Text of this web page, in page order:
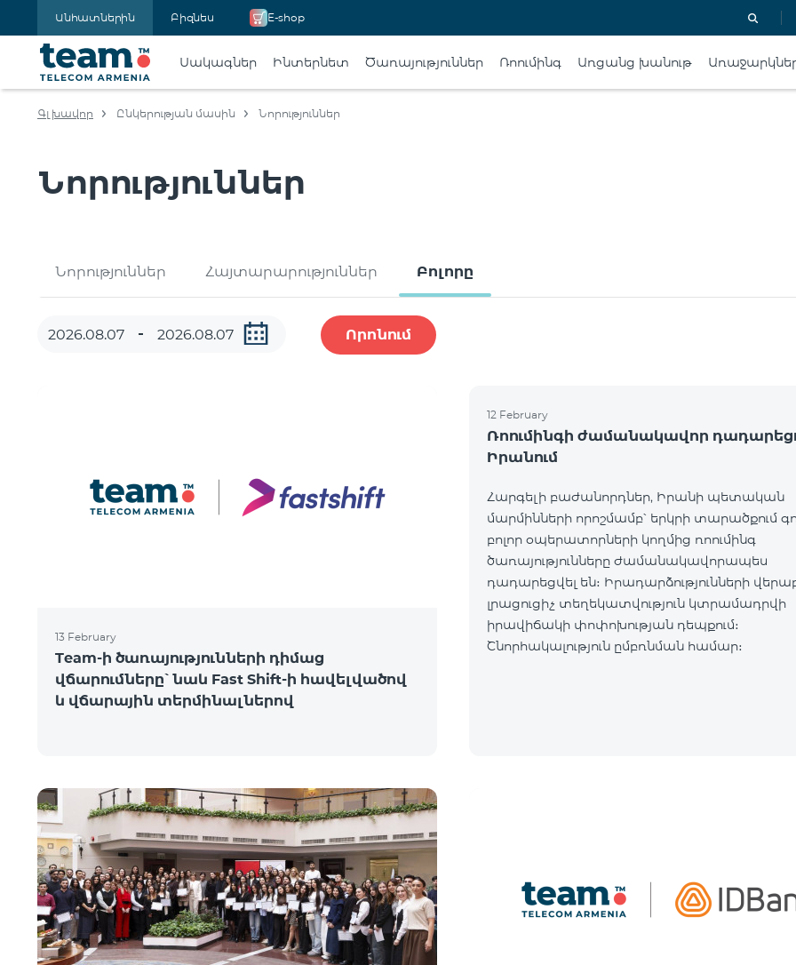
Անհատներին Բիզնես E-shop
Սակագներ Ինտերնետ Ծառայություններ Ռոումինգ Առցանց խանութ
Գլխավոր Ընկերության մասին Նորություններ
Նորություններ
Նորություններ Հայտարարություններ Բոլորը
Որոնում
13 February
Team-ի ծառայությունների դիմաց
վճարումները՝ նաև Fast Shift-ի հավելվածով
և վճարային տերմինալներով
12 February
Ռոումինգի ժամանակավոր
Իրանում
Հարգելի բաժանորդներ, Իրանի պետական
մարմինների որոշմամբ՝ երկրի տարածքում
բոլոր օպերատորների կողմից ռոումինգ
ծառայությունները ժամանակավորապես
դադարեցվել են։ Իրադարձությունների
լրացուցիչ տեղեկատվություն կտրամադրվի
իրավիճակի փոփոխության դեպքում։
Շնորհակալություն ըմբռնման համար։